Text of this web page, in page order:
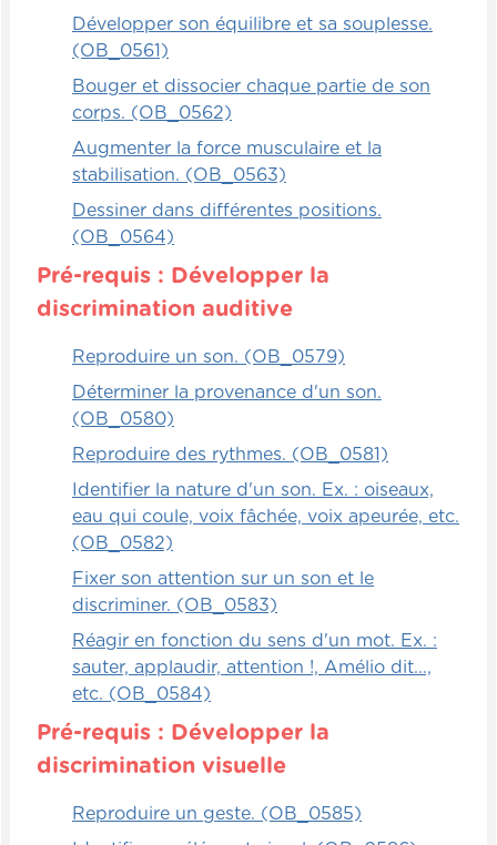
pour chaque mot, prendre un jeton de
décompte de manière à pouvoir compter à
la fin combien il y a de mots dans sa
phrase.
Ensuite, on peut même pousser le concept
enfants de se placer en ordre croissant, de
la plus petite phrase jusqu'à la plus grande
phrase, selon le nombre de jetons ou
d'objets qu'ils ont en main.
Les enfants aiment ça, c'est très rapide et
efficace.
Le jeu de la marelle se prête excessivement
bien à cet exercice-là. Il s'agit de mettre
chaque mot d'une phrase dans une marelle
différente et d'éparpiller les marelles un
petit peu partout dans la classe.
Le jeu, c'est que les enfants doivent
retrouver chacun des mots, les mettre dans
l'ordre, mais dans une forme de marelle.
Donc, avec un mot au début, deux mots
suivants, jusqu'à ce que la phrase se
traditionnelle.
Développer son équilibre et sa souplesse.
(OB_0561)
Bouger et dissocier chaque partie de son
corps. (OB_0562)
Augmenter la force musculaire et la
stabilisation. (OB_0563)
Dessiner dans différentes positions.
(OB_0564)
Pré-requis : Développer la
discrimination auditive
Reproduire un son. (OB_0579)
Déterminer la provenance d'un son.
(OB_0580)
Reproduire des rythmes. (OB_0581)
Identifier la nature d'un son. Ex. : oiseaux,
eau qui coule, voix fâchée, voix apeurée, etc.
(OB_0582)
Fixer son attention sur un son et le
discriminer. (OB_0583)
Réagir en fonction du sens d'un mot. Ex. :
sauter, applaudir, attention !, Amélio dit...,
etc. (OB_0584)
Pré-requis : Développer la
discrimination visuelle
Reproduire un geste. (OB_0585)